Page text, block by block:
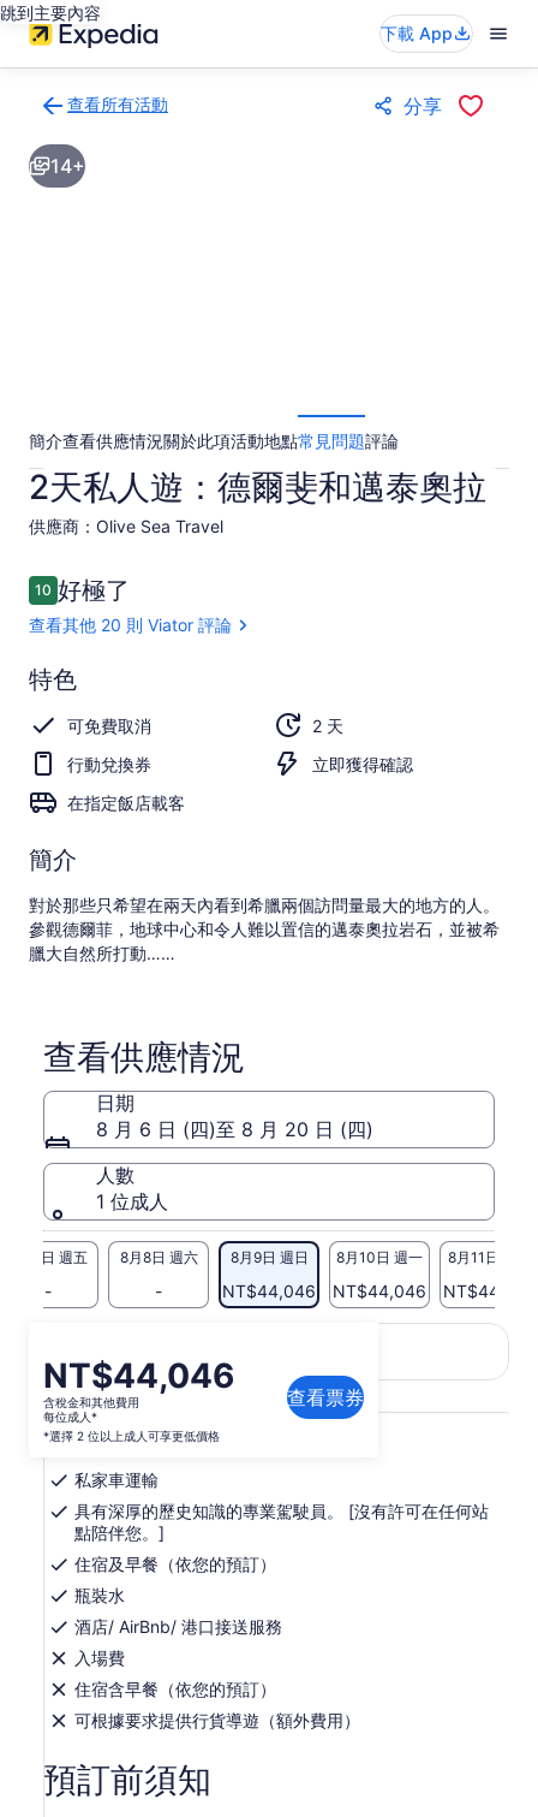
跳到主要內容
下載 App
查看所有活動
回
活
動
分享
14+
簡介查看供應情況關於此項活動地點常見問題評論
2天私人遊：德爾斐和邁泰奧拉
供應商：Olive Sea Travel
評
論
1010 分，滿分 10 分，
好極了
查看其他 20 則 Viator 評論
10.0 分，滿分 10 分
好
了
查看
其他
20 則
評論
特色
可免費取消
2 天
行動兌換券
立即獲得確認
在指定飯店載客
簡介
對於那些只希望在兩天內看到希臘兩個訪問量最大的地方的人。
參觀德爾菲，地球中心和令人難以置信的邁泰奧拉岩石，並被希
臘大自然所打動……
查看供應情況
日期
8 月 6 日 (四)至 8 月 20 日 (四)
人數
1 位成人
8月7日 週五
-
8月8日 週六
-
8月9日 週日
NT$44,046
8月10日 週一
NT$44,046
8月11日 週二
NT$44,046
價
格
為
NT$44,046
成
選
擇
2
位
以
成
NT$44,046
含稅金和其他費用
每位成人*
*選擇 2 位以上成人可享更低價格
查看票券
查看英文原文 翻譯品質意見反應
新
分
包含與不包含的項目
私家車運輸
具有深厚的歷史知識的專業駕駛員。 [沒有許可在任何站
點陪伴您。]
住宿及早餐（依您的預訂）
瓶裝水
酒店/ AirBnb/ 港口接送服務
入場費
住宿含早餐（依您的預訂）
可根據要求提供行貨導遊（額外費用）
預訂前須知